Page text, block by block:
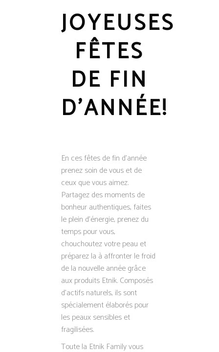
JOYEUSES
FÊTES
DE FIN
D’ANNÉE!
En ces fêtes de fin d’année
prenez soin de vous et de
ceux que vous aimez.
Partagez des moments de
bonheur authentiques, faites
le plein d’énergie, prenez du
temps pour vous,
chouchoutez votre peau et
préparez la à affronter le froid
de la nouvelle année grâce
aux produits Etnik. Composés
d’actifs naturels, ils sont
spécialement élaborés pour
les peaux sensibles et
fragilisées.
Toute la Etnik Family vous